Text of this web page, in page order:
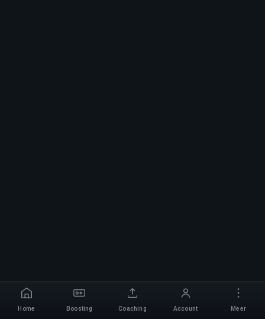
Home Boosting Coaching Account Meer